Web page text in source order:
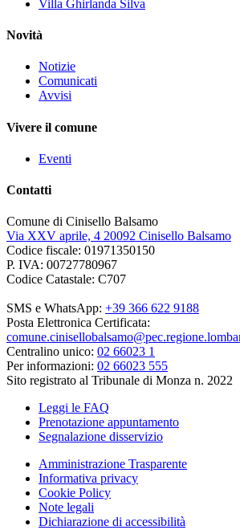
Villa Ghirlanda Silva
Novità
Notizie
Comunicati
Avvisi
Vivere il comune
Eventi
Contatti
Comune di Cinisello Balsamo
Via XXV aprile, 4 20092 Cinisello Balsamo
Codice fiscale: 01971350150
P. IVA: 00727780967
Codice Catastale: C707
SMS e WhatsApp: +39 366 622 9188
Posta Elettronica Certificata:
Centralino unico: 02 66023 1
Per informazioni: 02 66023 555
Sito registrato al Tribunale di Monza n. 2022
Leggi le FAQ
Prenotazione appuntamento
Segnalazione disservizio
Amministrazione Trasparente
Informativa privacy
Cookie Policy
Note legali
Dichiarazione di accessibilità